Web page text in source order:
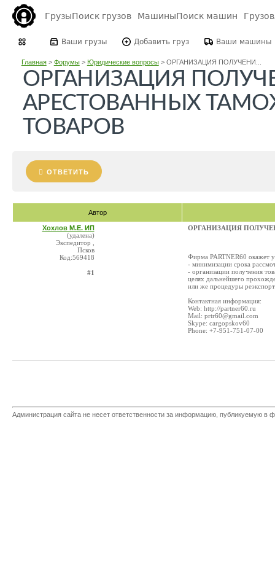
ГрузыПоиск грузов МашиныПоиск машин
Ваши грузы Добавить груз Ваши машины
Главная> Форумы> Юридические вопросы> ОРГАНИЗАЦИЯ ПОЛУЧЕНИ...
ОРГАНИЗАЦИЯ
АРЕСТОВАННЫХ
ТОВАРОВ
ОТВЕТИТЬ
Автор
Хохлов М.Е. ИП
(удалена)
Экспедитор ,
Псков
Код:569418
#1
ОРГАНИЗАЦИЯ
Фирма PARTNER60 окажет
- минимизации срока
- организации получения
целях дальнейшего
или же процедуры
Контактная информация:
Web: http://partner60.ru
Mail: prtr60@gmail.com
Skype: cargopskov60
Phone: +7-951-751-07-00
Администрация сайта не несет ответственности за информацию, публикуемую